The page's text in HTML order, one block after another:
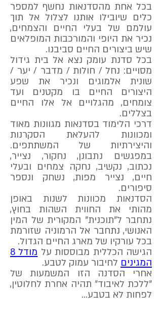
בכל אחת מהסדנאות נחשף למספר
כלים שיובילו אותנו לצלול אל תוך
עולמם של בעלי החיים והצמחים,
נכיר את היופי והמורכבות המופלאים
שיש ביצורים החיים סביבנו.
בכל סדנת עומק נצא אל בית גידול
מסויים: נחל / חולות / מדבר / יער /
שונית אלמוגים ונכיר את שפע
היצורים החיים בו מקטנים ועד
צומחים, מהגלויים אל אלו החיים
בצללים.
דרכי הלימוד בסדנאות מגוונות מאוד
ומכוונות להעלאת הסקרנות
והיצירתיות של המשתתפים.
במפגשים נתבונן, נחקור, נצייר,
נכתוב, נקשיב, נחקה צמחים ובעלי
חיים, נצייר מפות, נשחק ונספר
סיפורים.
הסדנאות מכוונות לשנות באופן
מהותי את החווית השהות בחוץ,
נתחבר ל"תוכנית" המקורית של המין
האנושי, נתחבר אל הרמוניה שזורמת
בכל עורקיו של מארג החיים הגדול.
הגישה הכללית מבוססות על
מודל 8
המגינים לחיבור עמוק לטבע.
אחרי הסדנה הזו המשמעות של
"ללכת לאיבוד" תהיה אחרת לחלוטין,
לפחות לא בטבע...